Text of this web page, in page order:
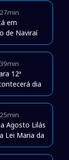
em
de Naviraí
12ª
dia
Agosto Lilás
Lei Maria da